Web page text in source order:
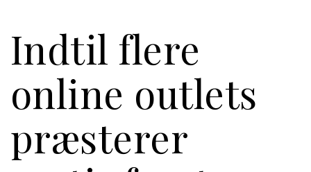
Indtil flere
online outlets
præsterer